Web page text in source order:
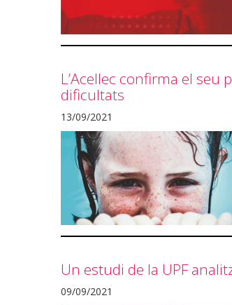
L’Acellec confirma el seu
dificultats
13/09/2021
Un estudi de la UPF
09/09/2021